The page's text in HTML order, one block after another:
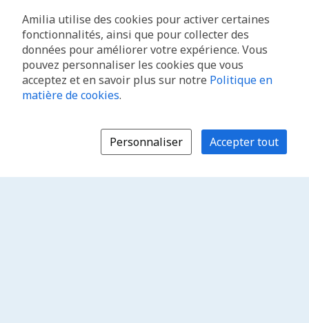
Amilia utilise des cookies pour activer certaines
fonctionnalités, ainsi que pour collecter des
données pour améliorer votre expérience. Vous
pouvez personnaliser les cookies que vous
acceptez et en savoir plus sur notre Politique en
matière de cookies.
Personnaliser Accepter tout